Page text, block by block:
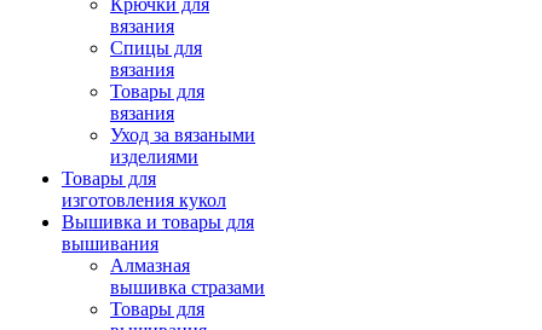
Крючки для
вязания
Спицы для
вязания
Товары для
вязания
Уход за вязаными
изделиями
Товары для
изготовления кукол
Вышивка и товары для
вышивания
Алмазная
вышивка стразами
Товары для